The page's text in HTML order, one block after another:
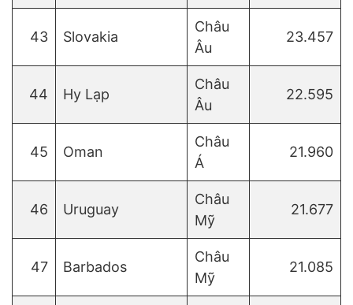
43 Slovakia
Châu
Âu
23.457
44 Hy Lạp
Châu
Âu
22.595
45 Oman
Châu
Á
21.960
46 Uruguay
Châu
Mỹ
21.677
47 Barbados
Châu
Mỹ
21.085